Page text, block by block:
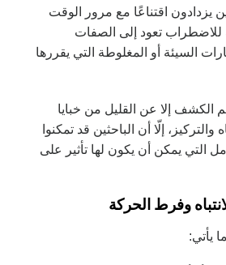
يزدادون اقتناعًا مع مرور الوقت
للاضطراب تعود إلى الصفات
السيئة أو المغلوطة التي يقررها
الكشف إلا عن القليل من خبايا
إلّا أن الباحثين قد تمكنوا
التي يمكن أن يكون لها تأثير على
يأتي: